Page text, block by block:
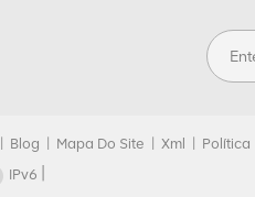
Blog Mapa Do Site Xml
Política
IPv6